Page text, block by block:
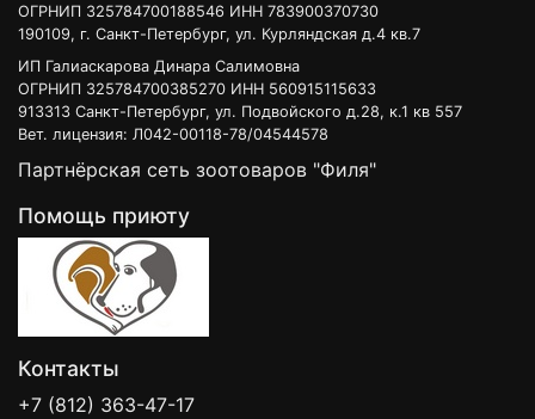
ОГРНИП 325784700188546 ИНН 783900370730
190109, г. Санкт-Петербург, ул. Курляндская д.4 кв.7
ИП Галиаскарова Динара Салимовна
ОГРНИП 325784700385270 ИНН 560915115633
913313 Санкт-Петербург, ул. Подвойского д.28, к.1 кв 557
Вет. лицензия: Л042-00118-78/04544578
Партнёрская сеть зоотоваров "Филя"
Помощь приюту
Контакты
+7 (812) 363-47-17